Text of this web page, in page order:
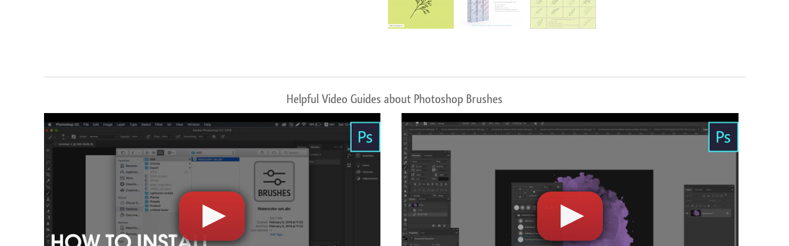
Helpful Video Guides about Photoshop Brushes